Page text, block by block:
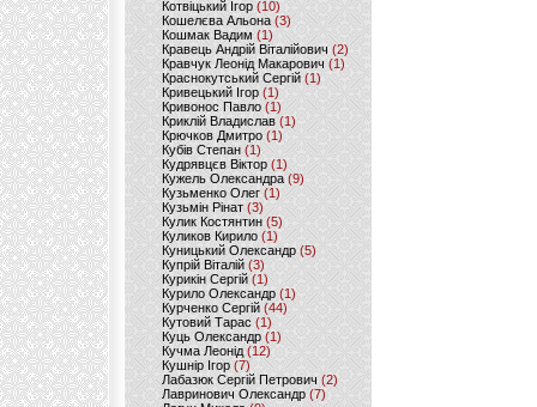
Котвіцький Ігор (10)
Кошелєва Альона(3)
Кошмак Вадим (1)
Кравець Андрій Віталійович (2)
Кравчук Леонід Макарович (1)
Краснокутський Сергій (1)
Кривецький Ігор (1)
Кривонос Павло (1)
Криклій Владислав (1)
Крючков Дмитро(1)
Кубів Степан(1)
Кудрявцєв Віктор (1)
Кужель Олександра (9)
Кузьменко Олег (1)
Кузьмін Рінат(3)
Кулик Костянтин(5)
Куликов Кирило (1)
Куницький Олександр (5)
Купрій Віталій (3)
Курикін Сергій(1)
Курило Олександр (1)
Курченко Сергій (44)
Кутовий Тарас (1)
Куць Олександр (1)
Кучма Леонід (12)
Кушнір Ігор(7)
Лабазюк Сергій Петрович (2)
Лавринович Олександр(7)